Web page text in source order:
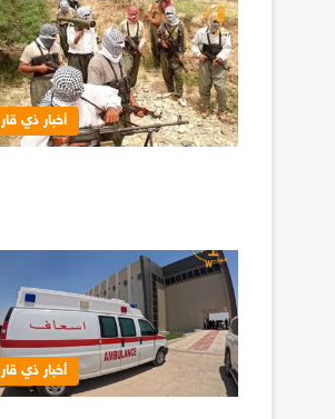
أخبار ذي قار
أخبار ذي قار